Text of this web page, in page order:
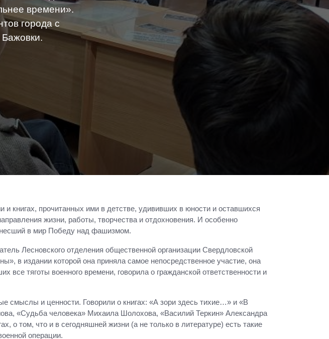
времени».
города с
книгах, прочитанных ими в детстве, удививших в юности и оставшихся
жизни, работы, творчества и отдохновения. И особенно
в мир Победу над фашизмом.
Лесновского отделения общественной организации Свердловской
в издании которой она приняла самое непосредственное участие, она
все тяготы военного времени, говорила о гражданской ответственности и
смыслы и ценности. Говорили о книгах: «А зори здесь тихие…» и «В
«Судьба человека» Михаила Шолохова, «Василий Теркин» Александра
о том, что и в сегодняшней жизни (а не только в литературе) есть такие
операции.